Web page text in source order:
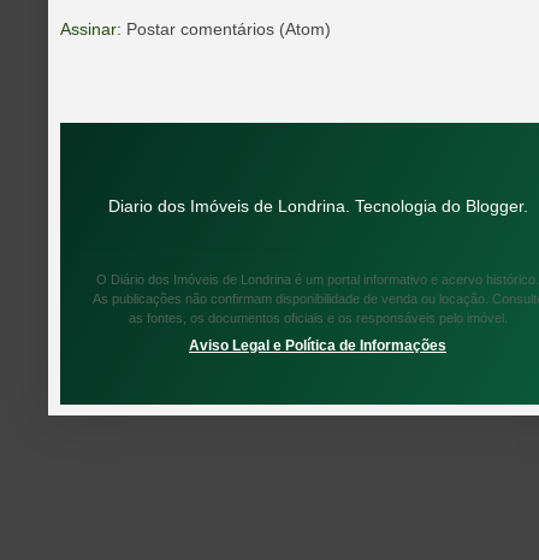
Assinar: Postar comentários (Atom)
Diario dos Imóveis de Londrina. Tecnologia do Blogger.
O Diário dos Imóveis de Londrina é um portal informativo e acervo histórico.
As publicações não confirmam disponibilidade de venda ou locação.
as fontes, os documentos oficiais e os responsáveis pelo imóvel.
Aviso Legal e Política de Informações